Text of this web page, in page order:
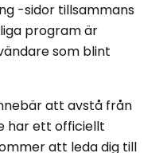
-sidor tillsammans
program är
som blint
att avstå från
har ett officiellt
att leda dig till